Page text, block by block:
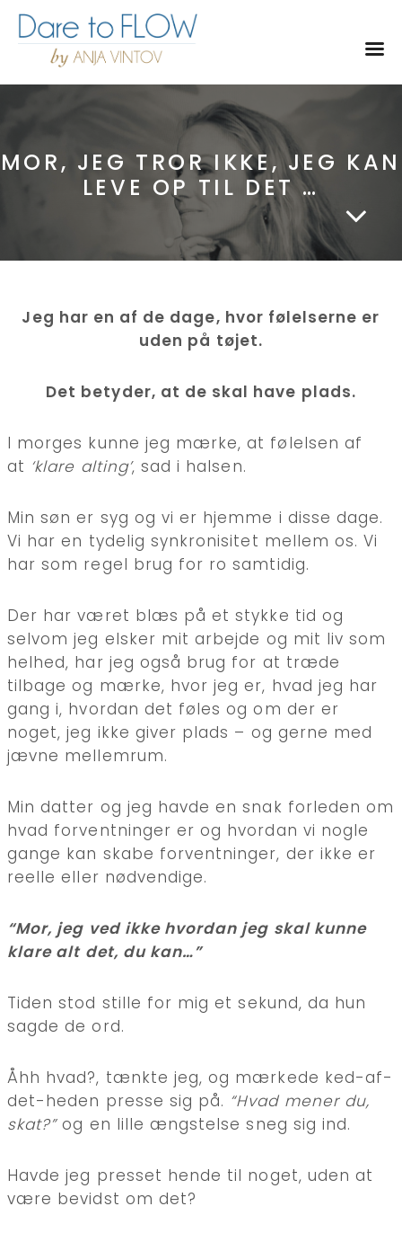
MOR, JEG TROR IKKE, JEG KAN
LEVE OP TIL DET …
Jeg har en af de dage, hvor følelserne er
uden på tøjet.
Det betyder, at de skal have plads.
I morges kunne jeg mærke, at følelsen af
at ‘klare alting’, sad i halsen.
Min søn er syg og vi er hjemme i disse dage.
Vi har en tydelig synkronisitet mellem os. Vi
har som regel brug for ro samtidig.
Der har været blæs på et stykke tid og
selvom jeg elsker mit arbejde og mit liv som
helhed, har jeg også brug for at træde
tilbage og mærke, hvor jeg er, hvad jeg har
gang i, hvordan det føles og om der er
noget, jeg ikke giver plads – og gerne med
jævne mellemrum.
Min datter og jeg havde en snak forleden om
hvad forventninger er og hvordan vi nogle
gange kan skabe forventninger, der ikke er
reelle eller nødvendige.
“Mor, jeg ved ikke hvordan jeg skal kunne
klare alt det, du kan…”
Tiden stod stille for mig et sekund, da hun
sagde de ord.
Åhh hvad?, tænkte jeg, og mærkede ked-af-
det-heden presse sig på. “Hvad mener du,
skat?”og en lille ængstelse sneg sig ind.
Havde jeg presset hende til noget, uden at
være bevidst om det?